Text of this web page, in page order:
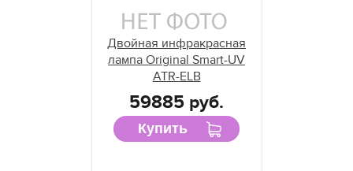
Двойная инфракрасная
лампа Original Smart-UV
ATR-ELB
59885 руб.
Купить